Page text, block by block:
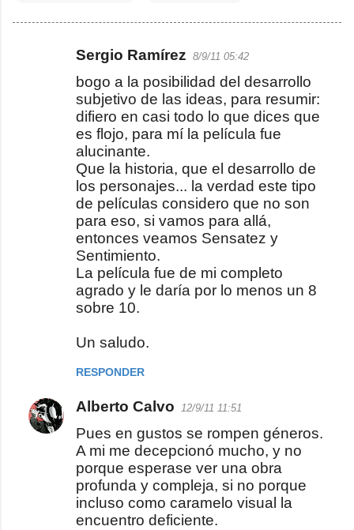
Sergio Ramírez 8/9/11 05:42
bogo a la posibilidad del desarrollo
subjetivo de las ideas, para resumir:
difiero en casi todo lo que dices que
es flojo, para mí la película fue
alucinante.
Que la historia, que el desarrollo de
los personajes... la verdad este tipo
de películas considero que no son
para eso, si vamos para allá,
entonces veamos Sensatez y
Sentimiento.
La película fue de mi completo
agrado y le daría por lo menos un 8
sobre 10.
Un saludo.
RESPONDER
Alberto Calvo 12/9/11 11:51
Pues en gustos se rompen géneros.
A mi me decepcionó mucho, y no
porque esperase ver una obra
profunda y compleja, si no porque
incluso como caramelo visual la
encuentro deficiente.